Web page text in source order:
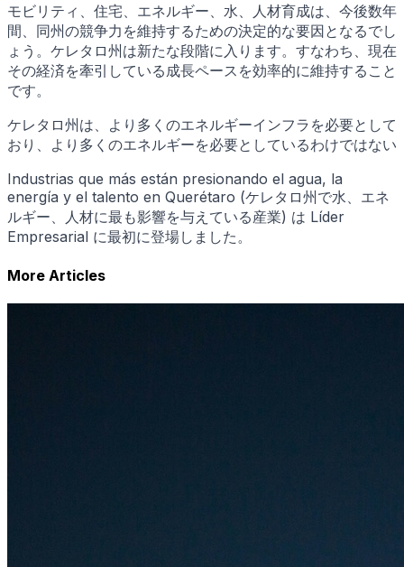
モビリティ、住宅、エネルギー、水、人材育成は、今後数年
間、同州の競争力を維持するための決定的な要因となるでし
ょう。ケレタロ州は新たな段階に入ります。すなわち、現在
その経済を牽引している成長ペースを効率的に維持すること
です。
ケレタロ州は、より多くのエネルギーインフラを必要として
おり、より多くのエネルギーを必要としているわけではない
Industrias que más están presionando el agua, la
energía y el talento en Querétaro (ケレタロ州で水、エネ
ルギー、人材に最も影響を与えている産業) は Líder
Empresarial に最初に登場しました。
More Articles